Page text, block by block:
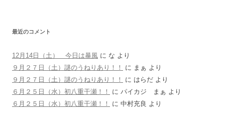
最近のコメント
12月14日（土） 今日は暴風 に な より
９月２７日（土）謎のうねりあり！！
に まぁ より
９月２７日（土）謎のうねりあり！！
に はらだ より
６月２５日（水）初八重干瀬！！
に パイカジ まぁ より
６月２５日（水）初八重干瀬！！
に 中村充良 より